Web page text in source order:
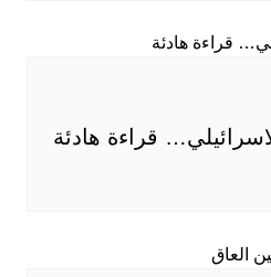
قراءة هادئة